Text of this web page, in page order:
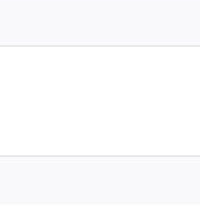
lượng cao G80,